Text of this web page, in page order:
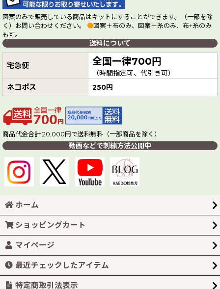
図案のみで販売している商品はキットにすることができます。（一部を除
く）お問い合わせください。 ●図案＋布のみ、図案＋糸のみ、布+糸のみ
も可。
送料について
宅急便 全国一律700円
（時間指定可、代引き可）
ネコポス 250円
商品代金合計 20,000円で送料無料（一部商品を除く）
動画などで刺繍方法公開中
ホーム
ショッピングカート
マイページ
最近チェックしたアイテム
特定商取引法表示